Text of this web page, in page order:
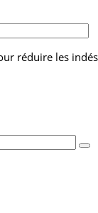
réduire les